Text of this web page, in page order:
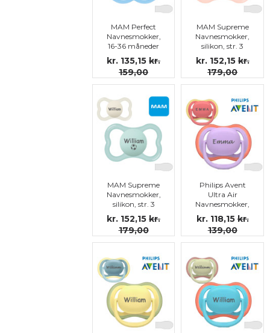
MAM Perfect
Navnesmokker,
16-36 måneder
(str. 3)
kr. 135,15 kr.
159,00
MAM Supreme
Navnesmokker,
silikon, str. 3
kr. 152,15 kr.
179,00
MAM Supreme
Navnesmokker,
silikon, str. 3
kr. 152,15 kr.
179,00
Philips Avent
Ultra Air
Navnesmokker,
symmetriske,
silikon str.3
kr. 118,15 kr.
139,00